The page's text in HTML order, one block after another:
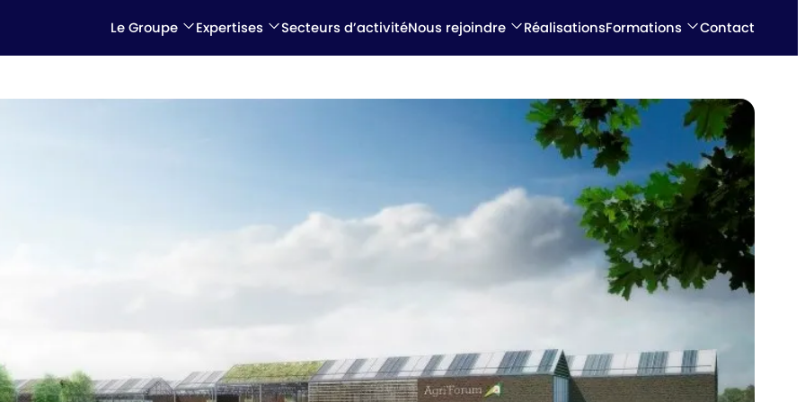
Le Groupe Expertises Secteurs d’activitéNous rejoindre RéalisationsFormations Contact